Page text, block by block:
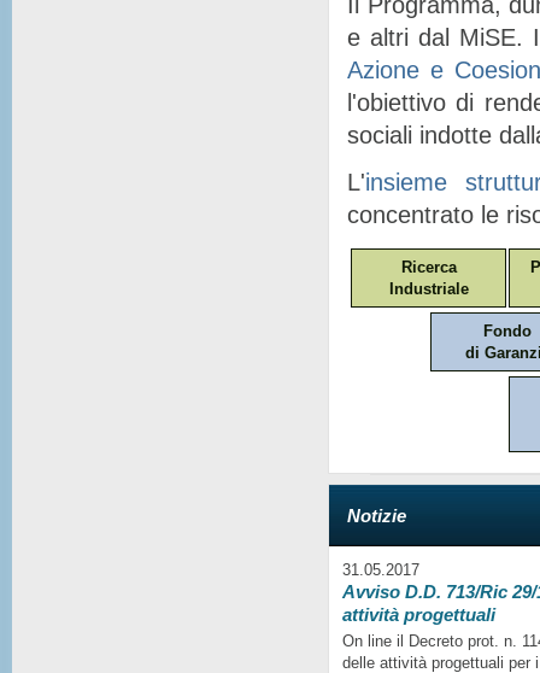
e altri dal MiSE.
Azione e
l'obiettivo di
sociali indotte
L'insieme
concentrato le
Ricerca
Industriale
Fondo
di
Notizie
31.05.2017
Avviso D.D. 713/Ric
attività progettuali
On line il Decreto prot. n.
delle attività progettuali per